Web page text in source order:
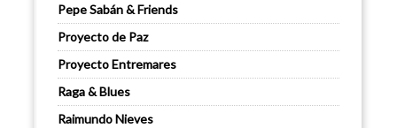
Pepe Sabán & Friends
Proyecto de Paz
Proyecto Entremares
Raga & Blues
Raimundo Nieves